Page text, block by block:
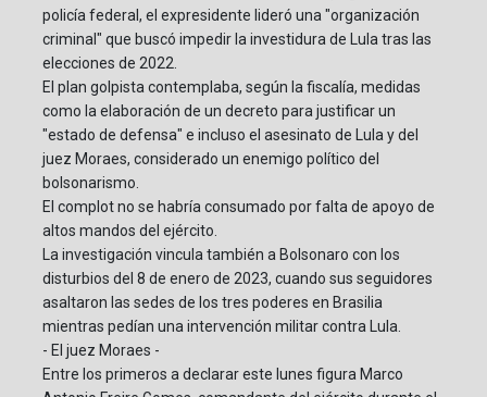
policía federal, el expresidente lideró una "organización
criminal" que buscó impedir la investidura de Lula tras las
elecciones de 2022.
El plan golpista contemplaba, según la fiscalía, medidas
como la elaboración de un decreto para justificar un
"estado de defensa" e incluso el asesinato de Lula y del
juez Moraes, considerado un enemigo político del
bolsonarismo.
El complot no se habría consumado por falta de apoyo de
altos mandos del ejército.
La investigación vincula también a Bolsonaro con los
disturbios del 8 de enero de 2023, cuando sus seguidores
asaltaron las sedes de los tres poderes en Brasilia
mientras pedían una intervención militar contra Lula.
- El juez Moraes -
Entre los primeros a declarar este lunes figura Marco